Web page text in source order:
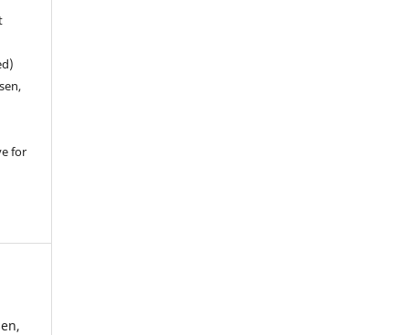
for